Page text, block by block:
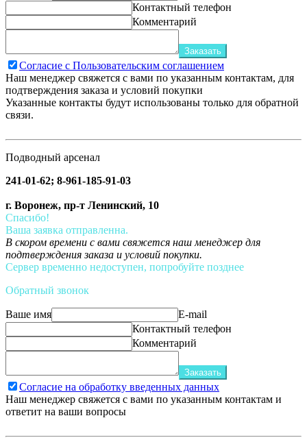
Контактный телефон
Комментарий
Заказать
Согласие с Пользовательским соглашением
Наш менеджер свяжется с вами по указанным контактам, для
подтверждения заказа и условий покупки
Указанные контакты будут использованы только для обратной
связи.
Подводный арсенал
241-01-62; 8-961-185-91-03
г. Воронеж, пр-т Ленинский, 10
Спасибо!
Ваша заявка отправленна.
В скором времени с вами свяжется наш менеджер для
подтверждения заказа и условий покупки.
Сервер временно недоступен, попробуйте позднее
Обратный звонок
Ваше имя
E-mail
Контактный телефон
Комментарий
Заказать
Согласие на обработку введенных данных
Наш менеджер свяжется с вами по указанным контактам и
ответит на ваши вопросы